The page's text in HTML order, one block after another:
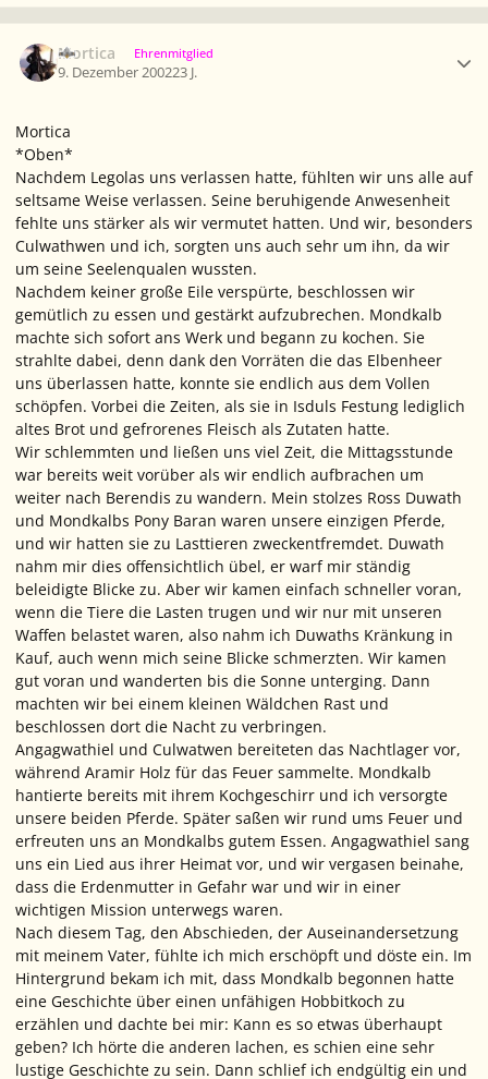
Mortica Ehrenmitglied
9. Dezember 200223 J.
Mortica
*Oben*
Nachdem Legolas uns verlassen hatte, fühlten wir uns alle auf
seltsame Weise verlassen. Seine beruhigende Anwesenheit
fehlte uns stärker als wir vermutet hatten. Und wir, besonders
Culwathwen und ich, sorgten uns auch sehr um ihn, da wir
um seine Seelenqualen wussten.
Nachdem keiner große Eile verspürte, beschlossen wir
gemütlich zu essen und gestärkt aufzubrechen. Mondkalb
machte sich sofort ans Werk und begann zu kochen. Sie
strahlte dabei, denn dank den Vorräten die das Elbenheer
uns überlassen hatte, konnte sie endlich aus dem Vollen
schöpfen. Vorbei die Zeiten, als sie in Isduls Festung lediglich
altes Brot und gefrorenes Fleisch als Zutaten hatte.
Wir schlemmten und ließen uns viel Zeit, die Mittagsstunde
war bereits weit vorüber als wir endlich aufbrachen um
weiter nach Berendis zu wandern. Mein stolzes Ross Duwath
und Mondkalbs Pony Baran waren unsere einzigen Pferde,
und wir hatten sie zu Lasttieren zweckentfremdet. Duwath
nahm mir dies offensichtlich übel, er warf mir ständig
beleidigte Blicke zu. Aber wir kamen einfach schneller voran,
wenn die Tiere die Lasten trugen und wir nur mit unseren
Waffen belastet waren, also nahm ich Duwaths Kränkung in
Kauf, auch wenn mich seine Blicke schmerzten. Wir kamen
gut voran und wanderten bis die Sonne unterging. Dann
machten wir bei einem kleinen Wäldchen Rast und
beschlossen dort die Nacht zu verbringen.
Angagwathiel und Culwatwen bereiteten das Nachtlager vor,
während Aramir Holz für das Feuer sammelte. Mondkalb
hantierte bereits mit ihrem Kochgeschirr und ich versorgte
unsere beiden Pferde. Später saßen wir rund ums Feuer und
erfreuten uns an Mondkalbs gutem Essen. Angagwathiel sang
uns ein Lied aus ihrer Heimat vor, und wir vergasen beinahe,
dass die Erdenmutter in Gefahr war und wir in einer
wichtigen Mission unterwegs waren.
Nach diesem Tag, den Abschieden, der Auseinandersetzung
mit meinem Vater, fühlte ich mich erschöpft und döste ein. Im
Hintergrund bekam ich mit, dass Mondkalb begonnen hatte
eine Geschichte über einen unfähigen Hobbitkoch zu
erzählen und dachte bei mir: Kann es so etwas überhaupt
geben? Ich hörte die anderen lachen, es schien eine sehr
lustige Geschichte zu sein. Dann schlief ich endgültig ein und